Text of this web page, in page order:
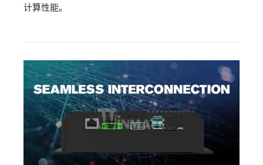
计算性能。